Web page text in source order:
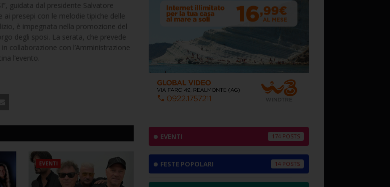
guidata dal presidente Salvatore
presepi con le melodie tipiche delle
è impegnata nella promozione del
degli sposi. La serata, che prevede
collaborazione con l’Amministrazione
l’evento.
EVENTI
EVENTI 174
FESTE POPOLARI 14